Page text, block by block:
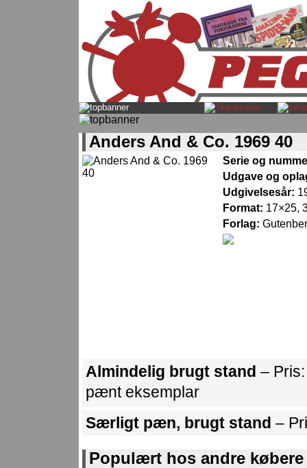
Anders And & Co. 1969 40
Serie og
Udgave og
Udgivelsesår:
Format: 17×25,
Forlag:
Almindelig brugt stand –
pænt eksemplar
Særligt pæn, brugt stand –
Populært hos andre købere